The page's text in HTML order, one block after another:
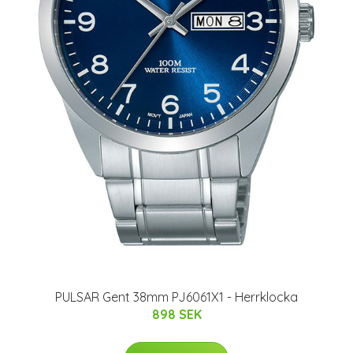
PULSAR Gent 38mm PJ6061X1 - Herrklocka
898 SEK